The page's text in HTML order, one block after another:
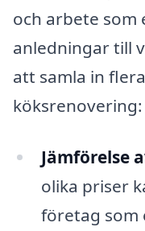
och arbete som
anledningar till
att samla in
köksrenovering:
Jämförelse
olika priser
företag som